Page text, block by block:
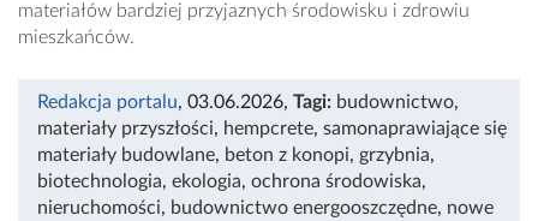
materiałów bardziej przyjaznych środowisku i zdrowiu
mieszkańców.
Redakcja portalu, 03.06.2026, Tagi: budownictwo,
materiały przyszłości, hempcrete, samonaprawiające się
materiały budowlane, beton z konopi, grzybnia,
biotechnologia, ekologia, ochrona środowiska,
nieruchomości, budownictwo energooszczędne, nowe